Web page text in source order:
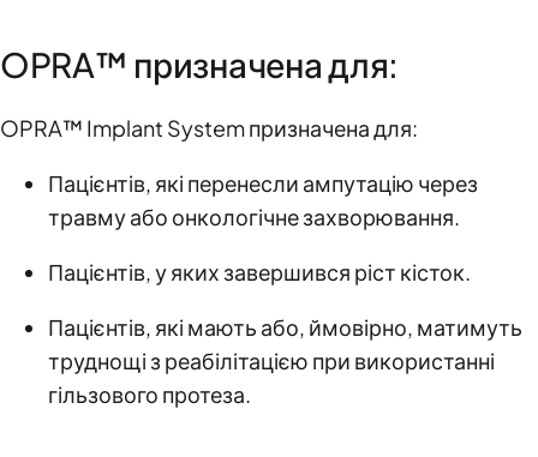
OPRA™ призначена для:
OPRA™ Implant System призначена для:
Пацієнтів, які перенесли ампутацію через
травму або онкологічне захворювання.
Пацієнтів, у яких завершився ріст кісток.
Пацієнтів, які мають або, ймовірно, матимуть
труднощі з реабілітацією при використанні
гільзового протеза.